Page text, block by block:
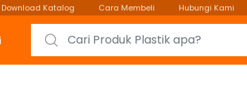
Download Katalog Cara Membeli Hubungi Kami
Search for: